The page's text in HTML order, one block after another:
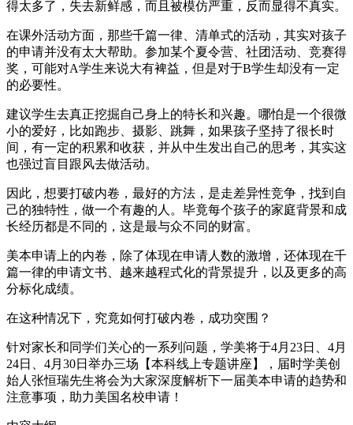
得太多了，失去新鲜感，而且被模仿严重，反而显得不真实。
在课外活动方面，那些千篇一律、清单式的活动，其实对孩子
的申请并没有太大帮助。参加某个夏令营、社团活动、竞赛得
奖，可能对A学生来说大有裨益，但是对于B学生却没有一定
的必要性。
建议学生去真正挖掘自己身上的特长和兴趣。哪怕是一个很微
小的爱好，比如跑步、摄影、跳舞，如果孩子坚持了很长时
间，有一定的积累和收获，并从中生发出自己的思考，其实这
也强过盲目跟风去做活动。
因此，想要打破内卷，最好的方法，是走差异性竞争，找到自
己的独特性，做一个有趣的人。毕竟每个孩子的家庭背景和成
长经历都是不同的，这是最与众不同的财富。
美本申请上的内卷，除了体现在申请人数的激增，还体现在千
篇一律的申请文书、越来越程式化的背景提升，以及更多的高
分标化成绩。
在这种情况下，究竟如何打破内卷，成功突围？
针对家长和同学们关心的一系列问题，学美将于4月23日、4月
24日、4月30日举办三场【本科线上专题讲座】，届时学美创
始人张恒瑞先生将会为大家深度解析下一届美本申请的趋势和
注意事项，助力美国名校申请！